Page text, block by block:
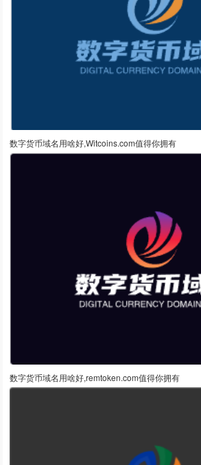
数字货币域名用啥好,Witcoins.com值得你拥有
数字货币域名用啥好,remtoken.com值得你拥有